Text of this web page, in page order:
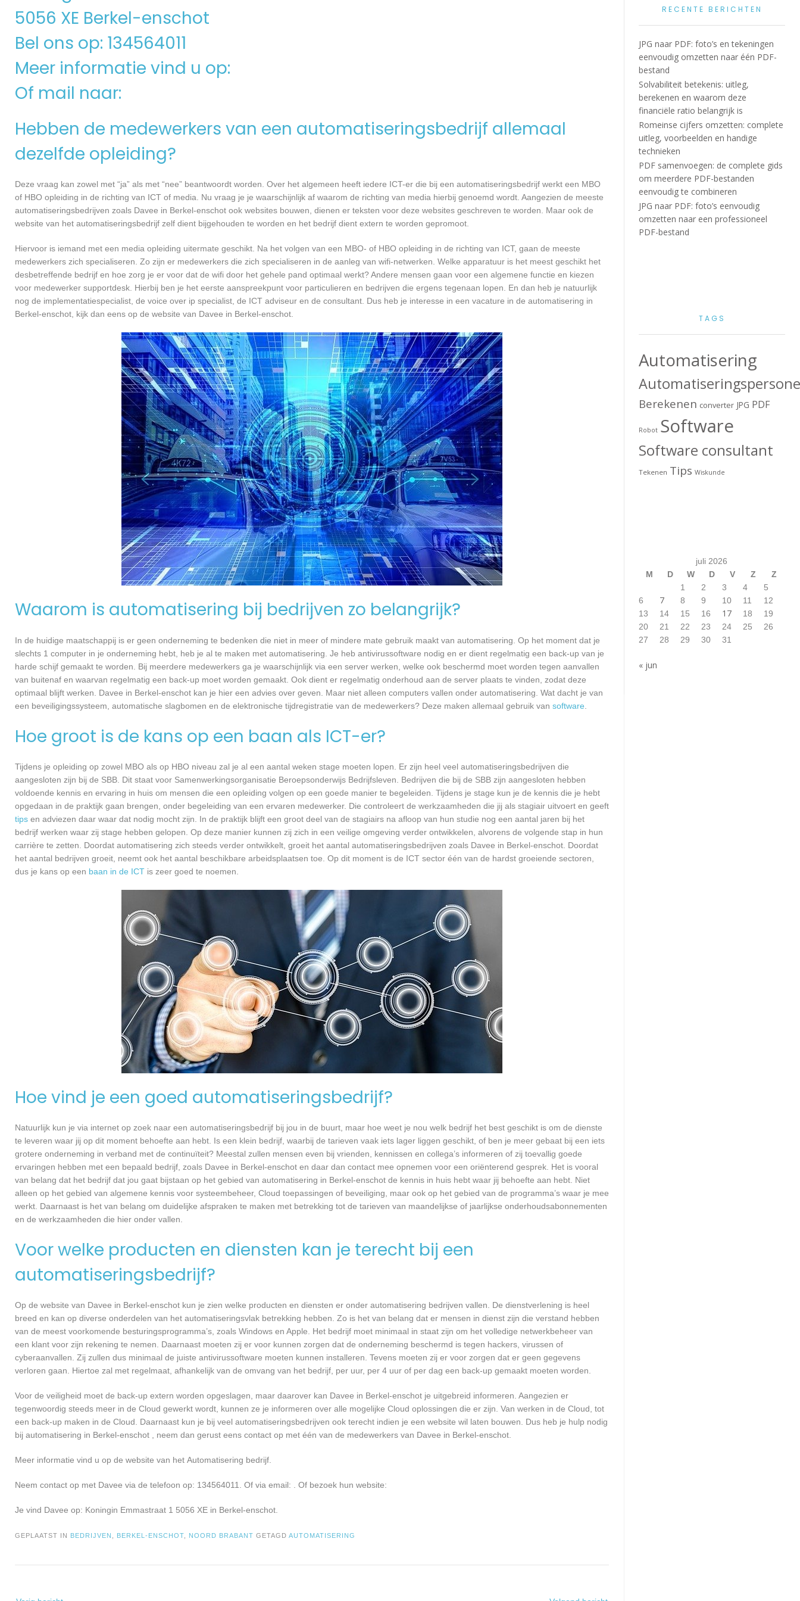
5056 XE Berkel-enschot
Bel ons op: 134564011
Meer informatie vind u op:
Of mail naar:
Hebben de medewerkers van een automatiseringsbedrijf allemaal
dezelfde opleiding?
Deze vraag kan zowel met “ja” als met “nee” beantwoordt worden. Over het algemeen heeft iedere ICT-er die bij een automatiseringsbedrijf werkt een MBO
of HBO opleiding in de richting van ICT of media. Nu vraag je je waarschijnlijk af waarom de richting van media hierbij genoemd wordt. Aangezien de meeste
automatiseringsbedrijven zoals Davee in Berkel-enschot ook websites bouwen, dienen er teksten voor deze websites geschreven te worden. Maar ook de
website van het automatiseringsbedrijf zelf dient bijgehouden te worden en het bedrijf dient extern te worden gepromoot.
Hiervoor is iemand met een media opleiding uitermate geschikt. Na het volgen van een MBO- of HBO opleiding in de richting van ICT, gaan de meeste
medewerkers zich specialiseren. Zo zijn er medewerkers die zich specialiseren in de aanleg van wifi-netwerken. Welke apparatuur is het meest geschikt het
desbetreffende bedrijf en hoe zorg je er voor dat de wifi door het gehele pand optimaal werkt? Andere mensen gaan voor een algemene functie en kiezen
voor medewerker supportdesk. Hierbij ben je het eerste aanspreekpunt voor particulieren en bedrijven die ergens tegenaan lopen. En dan heb je natuurlijk
nog de implementatiespecialist, de voice over ip specialist, de ICT adviseur en de consultant. Dus heb je interesse in een vacature in de automatisering in
Berkel-enschot, kijk dan eens op de website van Davee in Berkel-enschot.
Waarom is automatisering bij bedrijven zo belangrijk?
In de huidige maatschappij is er geen onderneming te bedenken die niet in meer of mindere mate gebruik maakt van automatisering. Op het moment dat je
slechts 1 computer in je onderneming hebt, heb je al te maken met automatisering. Je heb antivirussoftware nodig en er dient regelmatig een back-up van je
harde schijf gemaakt te worden. Bij meerdere medewerkers ga je waarschijnlijk via een server werken, welke ook beschermd moet worden tegen aanvallen
van buitenaf en waarvan regelmatig een back-up moet worden gemaakt. Ook dient er regelmatig onderhoud aan de server plaats te vinden, zodat deze
optimaal blijft werken. Davee in Berkel-enschot kan je hier een advies over geven. Maar niet alleen computers vallen onder automatisering. Wat dacht je van
een beveiligingssysteem, automatische slagbomen en de elektronische tijdregistratie van de medewerkers? Deze maken allemaal gebruik van software
Hoe groot is de kans op een baan als ICT-er?
Tijdens je opleiding op zowel MBO als op HBO niveau zal je al een aantal weken stage moeten lopen. Er zijn heel veel automatiseringsbedrijven die
aangesloten zijn bij de SBB. Dit staat voor Samenwerkingsorganisatie Beroepsonderwijs Bedrijfsleven. Bedrijven die bij de SBB zijn aangesloten hebben
voldoende kennis en ervaring in huis om mensen die een opleiding volgen op een goede manier te begeleiden. Tijdens je stage kun je de kennis die je hebt
opgedaan in de praktijk gaan brengen, onder begeleiding van een ervaren medewerker. Die controleert de werkzaamheden die jij als stagiair uitvoert en geeft
tips en adviezen daar waar dat nodig mocht zijn. In de praktijk blijft een groot deel van de stagiairs na afloop van hun studie nog een aantal jaren bij het
bedrijf werken waar zij stage hebben gelopen. Op deze manier kunnen zij zich in een veilige omgeving verder ontwikkelen, alvorens de volgende stap in hun
carrière te zetten. Doordat automatisering zich steeds verder ontwikkelt, groeit het aantal automatiseringsbedrijven zoals Davee in Berkel-enschot. Doordat
het aantal bedrijven groeit, neemt ook het aantal beschikbare arbeidsplaatsen toe. Op dit moment is de ICT sector één van de hardst groeiende sectoren,
dus je kans op een baan in de ICT is zeer goed te noemen.
Hoe vind je een goed automatiseringsbedrijf?
Natuurlijk kun je via internet op zoek naar een automatiseringsbedrijf bij jou in de buurt, maar hoe weet je nou welk bedrijf het best geschikt is om de dienste
te leveren waar jij op dit moment behoefte aan hebt. Is een klein bedrijf, waarbij de tarieven vaak iets lager liggen geschikt, of ben je meer gebaat bij een iets
grotere onderneming in verband met de continuïteit? Meestal zullen mensen even bij vrienden, kennissen en collega’s informeren of zij toevallig goede
ervaringen hebben met een bepaald bedrijf, zoals Davee in Berkel-enschot en daar dan contact mee opnemen voor een oriënterend gesprek. Het is vooral
van belang dat het bedrijf dat jou gaat bijstaan op het gebied van automatisering in Berkel-enschot de kennis in huis hebt waar jij behoefte aan hebt. Niet
alleen op het gebied van algemene kennis voor systeembeheer, Cloud toepassingen of beveiliging, maar ook op het gebied van de programma’s waar je mee
werkt. Daarnaast is het van belang om duidelijke afspraken te maken met betrekking tot de tarieven van maandelijkse of jaarlijkse onderhoudsabonnementen
en de werkzaamheden die hier onder vallen.
Voor welke producten en diensten kan je terecht bij een
automatiseringsbedrijf?
Op de website van Davee in Berkel-enschot kun je zien welke producten en diensten er onder automatisering bedrijven vallen. De dienstverlening is heel
breed en kan op diverse onderdelen van het automatiseringsvlak betrekking hebben. Zo is het van belang dat er mensen in dienst zijn die verstand hebben
van de meest voorkomende besturingsprogramma’s, zoals Windows en Apple. Het bedrijf moet minimaal in staat zijn om het volledige netwerkbeheer van
een klant voor zijn rekening te nemen. Daarnaast moeten zij er voor kunnen zorgen dat de onderneming beschermd is tegen hackers, virussen of
cyberaanvallen. Zij zullen dus minimaal de juiste antivirussoftware moeten kunnen installeren. Tevens moeten zij er voor zorgen dat er geen gegevens
verloren gaan. Hiertoe zal met regelmaat, afhankelijk van de omvang van het bedrijf, per uur, per 4 uur of per dag een back-up gemaakt moeten worden.
Voor de veiligheid moet de back-up extern worden opgeslagen, maar daarover kan Davee in Berkel-enschot je uitgebreid informeren. Aangezien er
tegenwoordig steeds meer in de Cloud gewerkt wordt, kunnen ze je informeren over alle mogelijke Cloud oplossingen die er zijn. Van werken in de Cloud, tot
een back-up maken in de Cloud. Daarnaast kun je bij veel automatiseringsbedrijven ook terecht indien je een website wil laten bouwen. Dus heb je hulp nodig
bij automatisering in Berkel-enschot , neem dan gerust eens contact op met één van de medewerkers van Davee in Berkel-enschot.
Meer informatie vind u op de website van het Automatisering bedrijf.
Neem contact op met Davee via de telefoon op: 134564011. Of via email: . Of bezoek hun website:
Je vind Davee op: Koningin Emmastraat 1 5056 XE in Berkel-enschot.
GEPLAATST IN BEDRIJVEN BERKEL-ENSCHOT NOORD BRABANT GETAGD AUTOMATISERING
RECENTE BERICHTEN
JPG naar PDF: foto’s en tekeningen
eenvoudig omzetten naar één PDF-
bestand
Solvabiliteit betekenis: uitleg,
berekenen en waarom deze
financiële ratio belangrijk is
Romeinse cijfers omzetten: complete
uitleg, voorbeelden en handige
technieken
PDF samenvoegen: de complete gids
om meerdere PDF-bestanden
eenvoudig te combineren
JPG naar PDF: foto’s eenvoudig
omzetten naar een professioneel
PDF-bestand
TAGS
Automatisering
Berekenen converter JPG PDF
Robot Software
Software consultant
Tekenen Tips Wiskunde
juli 2026
M
D W D V Z
Z
1
2 3 4
5
6
7 8 9 10 11
12
13
14 15 16 17 18
19
20
21 22 23 24 25
26
27
28 29 30 31
« jun